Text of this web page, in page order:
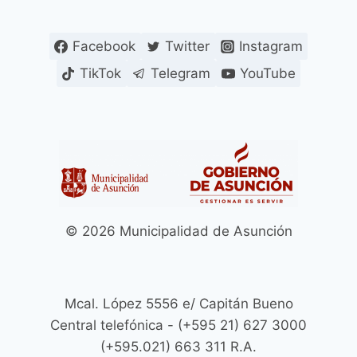
Facebook Twitter
Instagram
TikTok
Telegram YouTube
© 2026 Municipalidad de Asunción
Mcal. López 5556 e/ Capitán Bueno
Central telefónica - (+595 21) 627 3000
(+595.021) 663 311 R.A.